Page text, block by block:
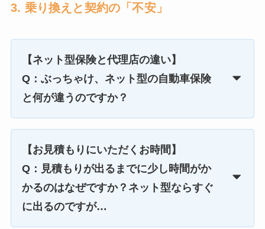
3. 乗り換えと契約の「不安」
【ネット型保険と代理店の違い】
Q：ぶっちゃけ、ネット型の自動車保険
と何が違うのですか？
【お見積もりにいただくお時間】
Q：見積もりが出るまでに少し時間がか
かるのはなぜですか？ネット型ならすぐ
に出るのですが…